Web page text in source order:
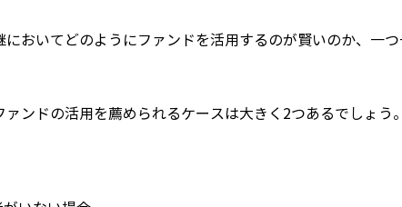
おいてどのようにファンドを活用するのが賢いのか、一つ
ンドの活用を薦められるケースは大きく2つあるでしょう。